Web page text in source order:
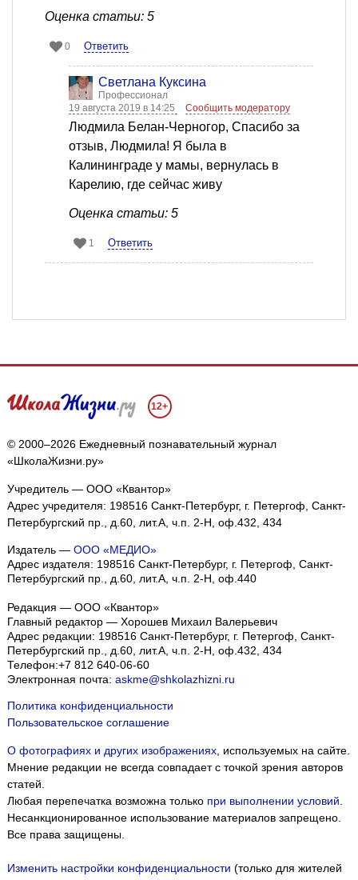
Оценка статьи: 5
0 Ответить
Светлана Куксина
Профессионал
19 августа 2019 в 14:25
Сообщить модератору
Людмила Белан-Черногор, Спасибо за
отзыв, Людмила! Я была в
Калининграде у мамы, вернулась в
Карелию, где сейчас живу
Оценка статьи: 5
1 Ответить
12+
© 2000–2026 Ежедневный познавательный журнал
«ШколаЖизни.ру»
Учредитель — ООО «Квантор»
Адрес учредителя: 198516 Санкт-Петербург, г. Петергоф, Санкт-
Петербургский пр., д.60, лит.А, ч.п. 2-Н, оф.432, 434
Издатель — ООО «МЕДИО»
Адрес издателя: 198516 Санкт-Петербург, г. Петергоф, Санкт-
Петербургский пр., д.60, лит.А, ч.п. 2-Н, оф.440
Редакция — ООО «Квантор»
Главный редактор — Хорошев Михаил Валерьевич
Адрес редакции: 198516 Санкт-Петербург, г. Петергоф Санкт-
Петербургский пр., д.60, лит.А, ч.п. 2-Н, оф.432, 434
Телефон:+7 812 640-06-60
Электронная почта: askme@shkolazhizni.ru
Политика конфиденциальности
Пользовательское соглашение
О фотографиях и других изображениях, используемых на сайте.
Мнение редакции не всегда совпадает с точкой зрения авторов
статей.
Любая перепечатка возможна только при выполнении условий
Несанкционированное использование материалов запрещено.
Все права защищены.
Изменить настройки конфиденциальности (только для жителей